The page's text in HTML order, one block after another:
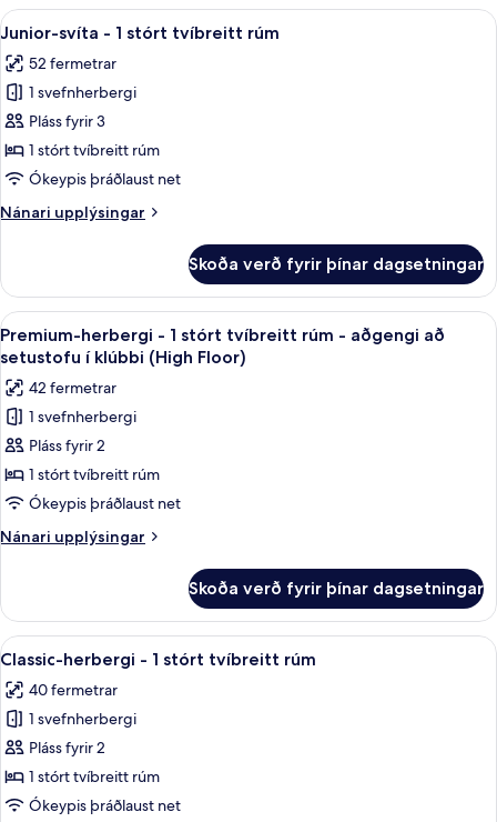
gott
aðgengi
1
tvíbreitt
rúm
gott
aðgengi
Skoða
allar
myndir
fyrir
Junior-
svíta
-
stórt
Rúmföt úr egypskri bómull, rúmföt
6
Junior-svíta - 1 stórt tvíbreitt rúm
52 fermetrar
1 svefnherbergi
Pláss fyrir 3
1 stórt tvíbreitt rúm
Ókeypis þráðlaust net
Nánari upplýsingar
Nánari
svíta
1
stórt
rúm
Skoða verð fyrir þínar dagsetningar
Skoða
allar
myndir
fyrir
Premium-
herbergi
-
1
stórt
tvíbreitt
-
aðgengi
að
setustofu
klúbbi
(High
Floor)
Premium-herbergi - 1 stórt tvíbreitt
7
Premium-herbergi - 1 stórt tvíbreitt rúm - aðgengi að
setustofu í klúbbi (High Floor)
42 fermetrar
1 svefnherbergi
Pláss fyrir 2
1 stórt tvíbreitt rúm
Ókeypis þráðlaust net
Nánari upplýsingar
Nánari
herbergi
1
tvíbreitt
rúm
aðgengi
að
setustofu
Skoða verð fyrir þínar dagsetningar
Skoða
allar
myndir
fyrir
Classic-
herbergi
-
Rúmföt úr egypskri bómull, rúmföt
8
Classic-herbergi - 1 stórt tvíbreitt rúm
40 fermetrar
1 svefnherbergi
Pláss fyrir 2
1 stórt tvíbreitt rúm
Ókeypis þráðlaust net